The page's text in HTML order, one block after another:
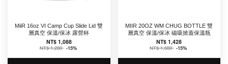
MiiR 16oz VI Camp Cup Slide Lid 雙
層真空 保溫/保冰 露營杯
NT$ 1,088
NT$ 1,280 -15%
MIIR 20OZ WM CHUG BOTTLE 雙
層真空 保溫/保冰 磁吸掀蓋保溫瓶
NT$ 1,428
NT$ 1,680 -15%